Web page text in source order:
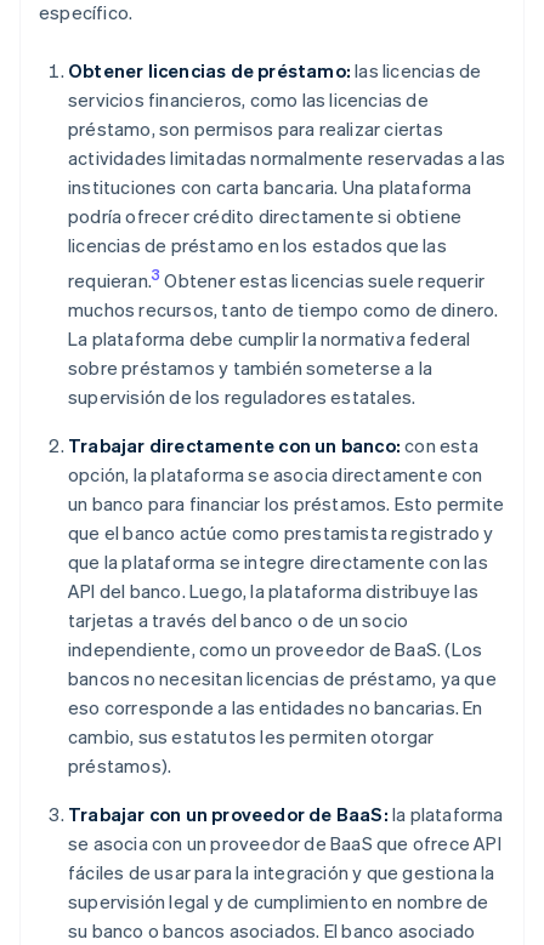
específico.
Obtener licencias de préstamo: las licencias de
servicios financieros, como las licencias de
préstamo, son permisos para realizar ciertas
actividades limitadas normalmente reservadas a las
instituciones con carta bancaria. Una plataforma
podría ofrecer crédito directamente si obtiene
licencias de préstamo en los estados que las
requieran.3 Obtener estas licencias suele requerir
muchos recursos, tanto de tiempo como de dinero.
La plataforma debe cumplir la normativa federal
sobre préstamos y también someterse a la
supervisión de los reguladores estatales.
Trabajar directamente con un banco: con esta
opción, la plataforma se asocia directamente con
un banco para financiar los préstamos. Esto permite
que el banco actúe como prestamista registrado y
que la plataforma se integre directamente con las
API del banco. Luego, la plataforma distribuye las
tarjetas a través del banco o de un socio
independiente, como un proveedor de BaaS. (Los
bancos no necesitan licencias de préstamo, ya que
eso corresponde a las entidades no bancarias. En
cambio, sus estatutos les permiten otorgar
préstamos).
Trabajar con un proveedor de BaaS: la plataforma
se asocia con un proveedor de BaaS que ofrece API
fáciles de usar para la integración y que gestiona la
supervisión legal y de cumplimiento en nombre de
su banco o bancos asociados. El banco asociado